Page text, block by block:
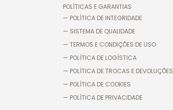
POLÍTICAS E GARANTIAS
— POLÍTICA DE INTEGRIDADE
— SISTEMA DE QUALIDADE
— TERMOS E CONDIÇÕES DE USO
— POLÍTICA DE LOGÍSTICA
— POLÍTICA DE TROCAS E DEVOLUÇÕES
— POLÍTICA DE COOKIES
— POLÍTICA DE PRIVACIDADE